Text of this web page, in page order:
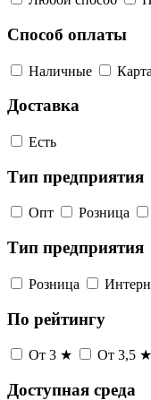
Способ оплаты
Наличные Карта
Доставка
Есть
Тип предприятия
Опт Розница
Тип предприятия
Розница
По рейтингу
От 3 ★ От 3,5 ★
Доступная среда